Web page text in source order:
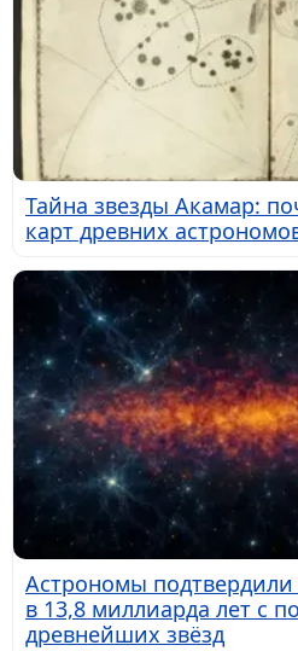
Тайна звезды Акамар:
карт древних
Астрономы подтвердили
в 13,8 миллиарда лет с
древнейших звёзд